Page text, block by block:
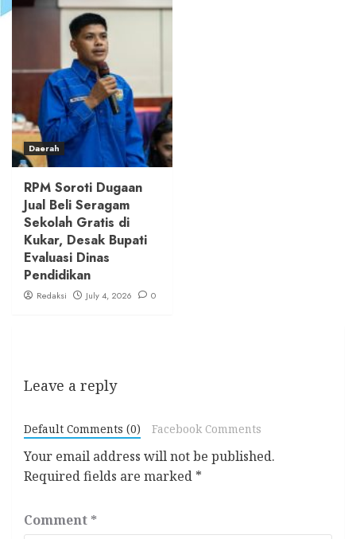
Daerah
RPM Soroti Dugaan
Jual Beli Seragam
Sekolah Gratis di
Kukar, Desak Bupati
Evaluasi Dinas
Pendidikan
Redaksi July 4, 2026 0
Leave a reply
Default Comments (0) Facebook Comments
Your email address will not be published.
Required fields are marked *
Comment *